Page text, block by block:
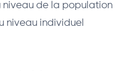
niveau de la population
niveau individuel